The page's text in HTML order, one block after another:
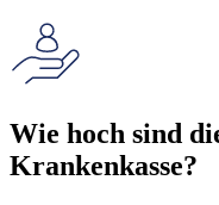
Wie hoch sind
Krankenkasse?